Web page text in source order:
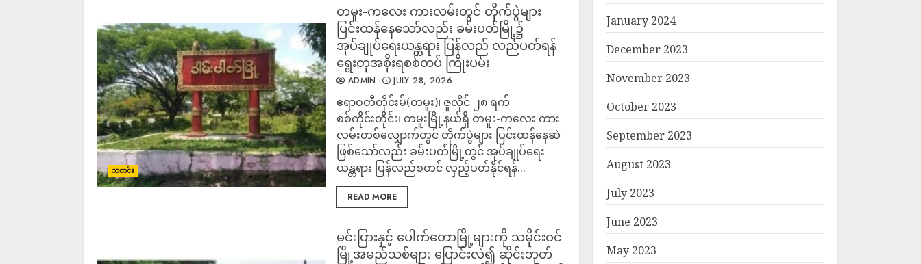
သတင်း
တမူး-ကလေး ကားလမ်းတွင် တိုက်ပွဲများ
ပြင်းထန်နေသော်လည်း ခမ်းပတ်မြို့၌
အုပ်ချုပ်ရေးယန္တရား ပြန်လည် လည်ပတ်ရန်
ရွေးတုအစိုးရစစ်တပ် ကြိုးပမ်း
ADMIN JULY 28, 2026
ဧရာဝတီတိုင်းမ်(တမူး)၊ ဇူလိုင် ၂၈ ရက်
စစ်ကိုင်းတိုင်း၊ တမူးမြို့နယ်ရှိ တမူး-ကလေး ကား
လမ်းတစ်လျှောက်တွင် တိုက်ပွဲများ ပြင်းထန်နေဆဲ
ဖြစ်သော်လည်း ခမ်းပတ်မြို့တွင် အုပ်ချုပ်ရေး
ယန္တရား ပြန်လည်စတင် လှည့်ပတ်နိုင်ရန်...
READ MORE
မင်းပြားနှင့် ပေါက်တောမြို့များကို သမိုင်းဝင်
မြို့အမည်သစ်များ ပြောင်းလဲ၍ ဆိုင်းဘုတ်
January 2024
December 2023
November 2023
October 2023
September 2023
August 2023
July 2023
June 2023
May 2023